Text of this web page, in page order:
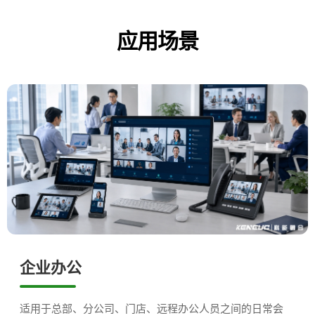
应用场景
企业办公
适用于总部、分公司、门店、远程办公人员之间的日常会